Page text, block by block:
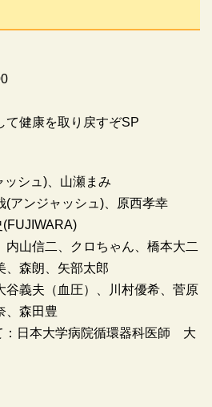
て健康を取り戻すぞSP
ッシュ)、山瀬まみ
(アンジャッシュ)、原西孝幸
内山信二、クロちゃん、橋本大二
、森朗、矢部太郎
谷義夫（血圧）、川村優希、菅原
、森田豊
：日本大学病院循環器科医師 大